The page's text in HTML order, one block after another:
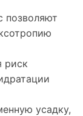
позволяют
риск
усадку,